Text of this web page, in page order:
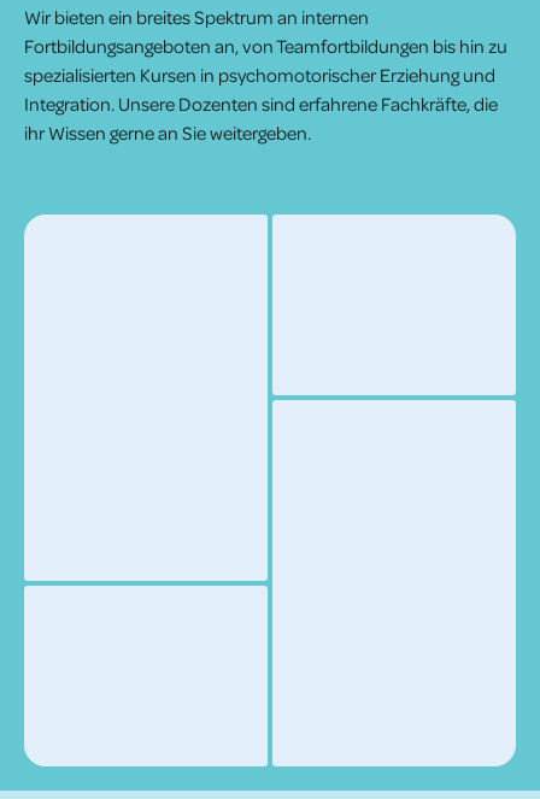
Wir bieten ein breites Spektrum an internen
Fortbildungsangeboten an, von Teamfortbildungen bis hin zu
spezialisierten Kursen in psychomotorischer Erziehung und
Integration. Unsere Dozenten sind erfahrene Fachkräfte, die
ihr Wissen gerne an Sie weitergeben.